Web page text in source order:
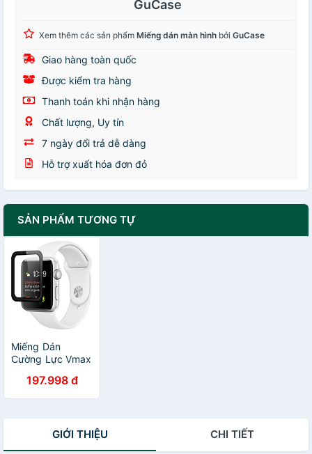
GuCase
Xem thêm các sản phẩm Miếng dán màn hình bởi GuCase
Giao hàng toàn quốc
Được kiểm tra hàng
Thanh toán khi nhận hàng
Chất lượng, Uy tín
7 ngày đổi trả dễ dàng
Hỗ trợ xuất hóa đơn đỏ
SẢN PHẨM TƯƠNG TỰ
Miếng Dán
Cường Lực Vmax
iWatch / Apple
Watch 38mm Full
197.998 đ
GIỚI THIỆU CHI TIẾT